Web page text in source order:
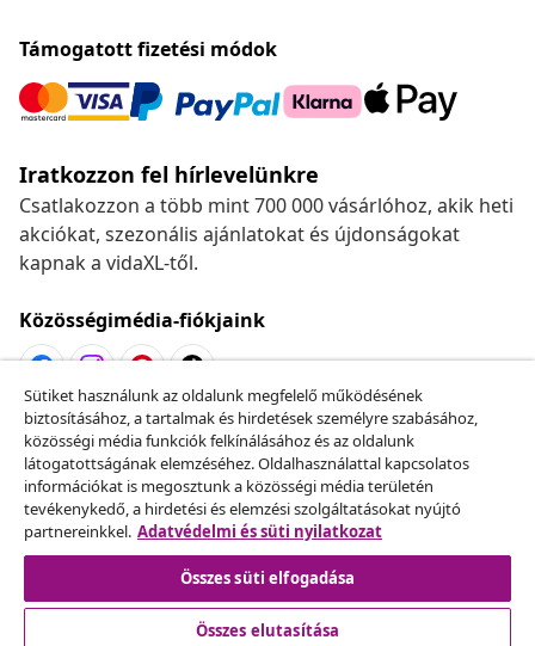
Támogatott fizetési módok
Iratkozzon fel hírlevelünkre
Csatlakozzon a több mint 700 000 vásárlóhoz, akik heti
akciókat, szezonális ajánlatokat és újdonságokat
kapnak a vidaXL-től.
Közösségimédia-fiókjaink
Szerződéstől való elállás
Küldj be egy rendelés lemondására vonatkozó
kérelmet.
Szerződéstől való elállás
Sütiket használunk az oldalunk megfelelő működésének
biztosításához, a tartalmak és hirdetések személyre szabásához,
közösségi média funkciók felkínálásához és az oldalunk
látogatottságának elemzéséhez. Oldalhasználattal kapcsolatos
információkat is megosztunk a közösségi média területén
tevékenykedő, a hirdetési és elemzési szolgáltatásokat nyújtó
partnereinkkel. Adatvédelmi és süti nyilatkozat
Összes süti elfogadása
Összes elutasítása